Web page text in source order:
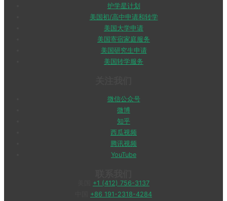
护学星计划
美国初/高中申请和转学
美国大学申请
美国寄宿家庭服务
美国研究生申请
美国转学服务
微信公众号
微博
知乎
西瓜视频
腾讯视频
YouTube
+1 (412) 756-3137
+86 191-2318-4284